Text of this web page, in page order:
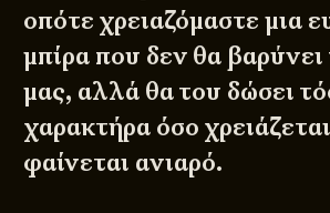
οπότε χρειαζόμαστε μια
μπίρα που δεν θα βαρύνει
μας, αλλά θα του δώσει
χαρακτήρα όσο
φαίνεται ανιαρό.